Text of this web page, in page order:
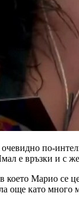
по-
е връзки и с
Марио се
още като